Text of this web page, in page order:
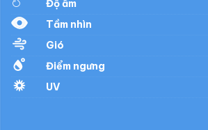
Độ ẩm
Tầm nhìn
Gió
Điểm ngưng
UV